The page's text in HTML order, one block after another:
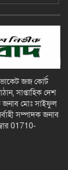
উপলক্ষে
কন্যা
সংবাদ
গ্রাহকদের
সংবাদ
লাখ টাকার
গাজীপুর
মসজিদ, শুরু
নতুন
জজ কোর্ট
সাপ্তাহিক দেশ
জনাব মোঃ সাইফুল
সম্পাদক জনাব
01710-